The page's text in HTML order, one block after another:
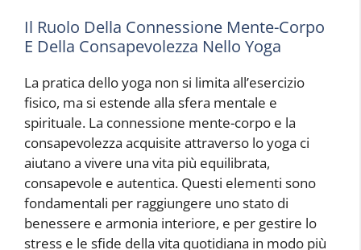
Il Ruolo Della Connessione Mente-Corpo
E Della Consapevolezza Nello Yoga
La pratica dello yoga non si limita all’esercizio
fisico, ma si estende alla sfera mentale e
spirituale. La connessione mente-corpo e la
consapevolezza acquisite attraverso lo yoga ci
aiutano a vivere una vita più equilibrata,
consapevole e autentica. Questi elementi sono
fondamentali per raggiungere uno stato di
benessere e armonia interiore, e per gestire lo
stress e le sfide della vita quotidiana in modo più